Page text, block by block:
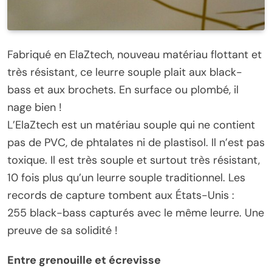
Fabriqué en ElaZtech, nouveau matériau flottant et
très résistant, ce leurre souple plait aux black-
bass et aux brochets. En surface ou plombé, il
nage bien !
L’ElaZtech est un matériau souple qui ne contient
pas de PVC, de phtalates ni de plastisol. Il n’est pas
toxique. Il est très souple et surtout très résistant,
10 fois plus qu’un leurre souple traditionnel. Les
records de capture tombent aux États-Unis :
255 black-bass capturés avec le même leurre. Une
preuve de sa solidité !
Entre grenouille et écrevisse